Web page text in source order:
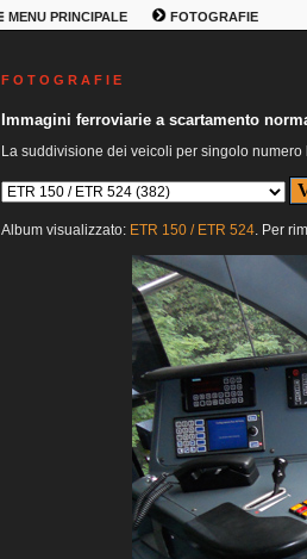
MENU PRINCIPALE FOTOGRAFIE
F O T O G R A F I E
Immagini ferroviarie a scartamento
La suddivisione dei veicoli per singolo
Album visualizzato: ETR 150 / ETR 524. Per